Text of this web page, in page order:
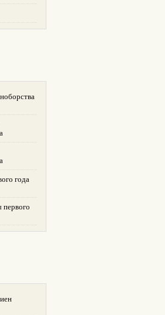
года